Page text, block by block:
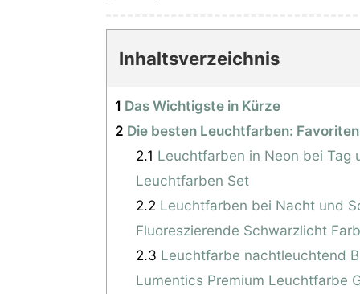
Inhaltsverzeichnis
1 Das Wichtigste in Kürze
2 Die besten Leuchtfarben:
2.1 Leuchtfarben in Neon bei Tag
Leuchtfarben Set
2.2 Leuchtfarben bei Nacht und
Fluoreszierende Schwarzlicht
2.3 Leuchtfarbe nachtleuchtend
Lumentics Premium Leuchtfarbe